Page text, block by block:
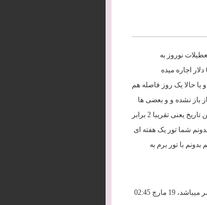
نوروز به
ارمنستان سفر کنیم ، ما در ارمنستان یک آشنا داریم که به مدت یک هفته به ما یک سوئیت به مبلغ 60 دلار اجاره میده
شما برای تاریخ 19 مارچ رفت و 26 مارچ برگشت و یا حالا یک روز فاصله هم
باز نشده و و بعضی ها
هم با این که میگن پرواز باز نشده قیمت 600 هزار تومان را برای تهیه بلیط به من اعلام کردن برای این تاریخ یعنی تقریبا 2 برابر
شما تور یک هفته ای
میخواستم بدونم با تور برم به
برای این تاریخ با پرواز آرماویا پرواز موجود میباشد که قیمت برای هر نفر 495000 تومان در حال حاضر میباشد، 19 مارچ 02:45